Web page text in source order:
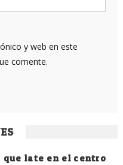
y web en este
comente.
que late en el centro